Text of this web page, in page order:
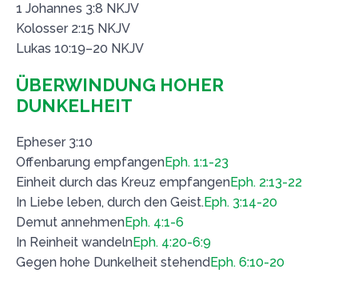
1 Johannes 3:8 NKJV
Kolosser 2:15 NKJV
Lukas 10:19–20 NKJV
ÜBERWINDUNG HOHER
DUNKELHEIT
Epheser 3:10
Offenbarung empfangenEph. 1:1-23
Einheit durch das Kreuz empfangenEph. 2:13-22
In Liebe leben, durch den Geist.Eph. 3:14-20
Demut annehmenEph. 4:1-6
In Reinheit wandelnEph. 4:20-6:9
Gegen hohe Dunkelheit stehendEph. 6:10-20